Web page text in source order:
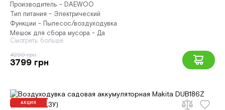
Производитель - DAEWOO
Тип питания - Электрический
Функции - Пылесос/воздуходувка
Мешок для сбора мусора - Да
Смотреть больше
4299 грн
3799 грн
АКЦИЯ